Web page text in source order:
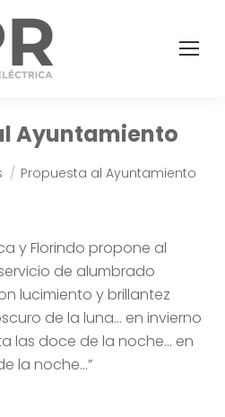
Ayuntamiento
Propuesta al Ayuntamiento
y Florindo propone al
de alumbrado
lucimiento y brillantez
de la luna… en invierno
las doce de la noche… en
la noche…”